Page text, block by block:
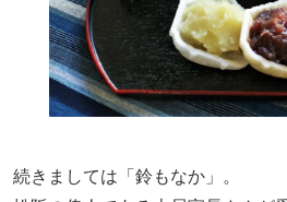
続きましては「鈴もなか」。